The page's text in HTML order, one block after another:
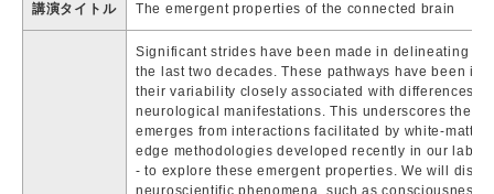
講演タイトル The emergent properties of the connected brain
Significant strides have been made in delineating
the last two decades. These pathways have been
their variability closely associated with differences
neurological manifestations. This underscores the
emerges from interactions facilitated by white-
edge methodologies developed recently in our lab -
- to explore these emergent properties. We will